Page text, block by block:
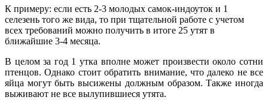
К примеру: если есть 2-3 молодых самок-индоуток и 1
селезень того же вида, то при тщательной работе с учетом
всех требований можно получить в итоге 25 утят в
ближайшие 3-4 месяца.
В целом за год 1 утка вполне может произвести около сотни
птенцов. Однако стоит обратить внимание, что далеко не все
яйца могут быть высижены должным образом. Также иногда
выживают не все вылупившиеся утята.